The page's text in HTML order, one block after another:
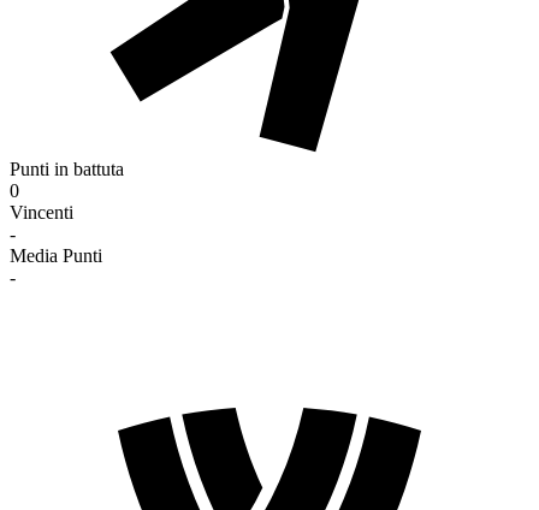
Punti in battuta
0
Vincenti
-
Media Punti
-